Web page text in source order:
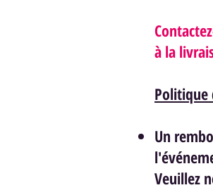
à la
Politique
Un
Veuillez